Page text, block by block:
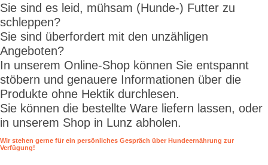
Sie sind es leid, mühsam (Hunde-) Futter zu
schleppen?
Sie sind überfordert mit den unzähligen
Angeboten?
In unserem Online-Shop können Sie entspannt
stöbern und genauere Informationen über die
Produkte ohne Hektik durchlesen.
Sie können die bestellte Ware liefern lassen, oder
in unserem Shop in Lunz abholen.
Wir stehen gerne für ein persönliches Gespräch über Hundeernährung zur
Verfügung!